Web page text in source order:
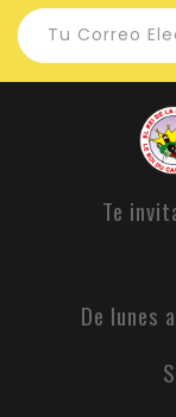
Te
De lunes